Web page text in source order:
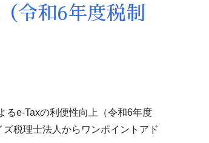
令和6年度税制
るe-Taxの利便性向上（令和6年度
税理士法人からワンポイントアド